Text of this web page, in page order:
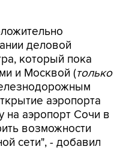
деловой
который пока
и Москвой (только
аэропорта
на аэропорт Сочи в
возможности
сети", - добавил